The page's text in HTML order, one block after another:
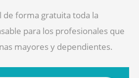
de forma gratuita toda la
para los profesionales que
mayores y dependientes.